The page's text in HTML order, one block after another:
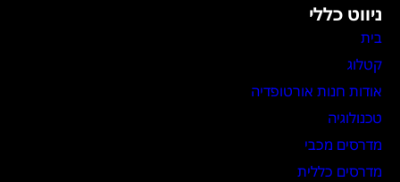
ניווט כללי
בית
קטלוג
אודות חנות אורטופדיה
טכנולוגיה
מדרסים מכבי
מדרסים כללית